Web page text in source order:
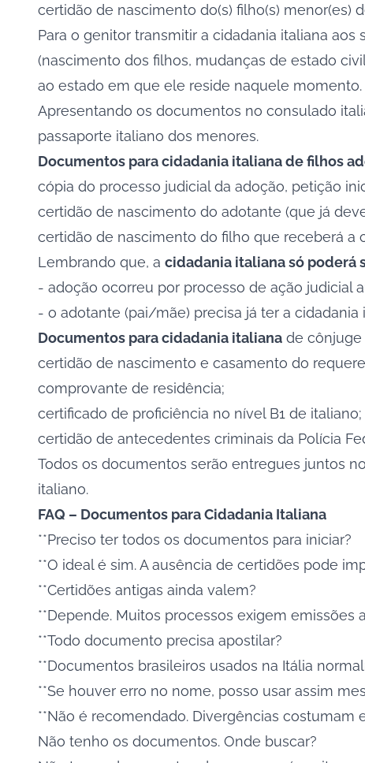
certidão de nascimento do(s) filho(s) menor(es)
Para o genitor transmitir a cidadania italiana
(nascimento dos filhos, mudanças de estado
ao estado em que ele reside naquele momento.
Apresentando os documentos no consulado
passaporte italiano dos menores.
Documentos para cidadania italianade filhos
cópia do processo judicial da adoção, petição
certidão de nascimento do adotante (que já
certidão de nascimento do filho que receberá a
Lembrando que, a cidadania italiana só poderá
- adoção ocorreu por processo de ação judicial
- o adotante (pai/mãe) precisa já ter a
Documentos para cidadania italiana de cônjuge
certidão de nascimento e casamento do
comprovante de residência;
certificado de proficiência no nível B1 de italiano;
certidão de antecedentes criminais da Polícia
Todos os documentos serão entregues juntos
italiano.
FAQ – Documentos para Cidadania Italiana
**Preciso ter todos os documentos para iniciar?
**O ideal é sim. A ausência de certidões pode
**Certidões antigas ainda valem?
**Depende. Muitos processos exigem emissões
**Todo documento precisa apostilar?
**Documentos brasileiros usados na Itália
**Se houver erro no nome, posso usar assim
**Não é recomendado. Divergências costumam
Não tenho os documentos. Onde buscar?